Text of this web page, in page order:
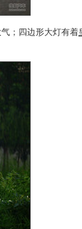
；四边形大灯有着